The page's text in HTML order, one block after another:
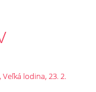
lodina, 23. 2.